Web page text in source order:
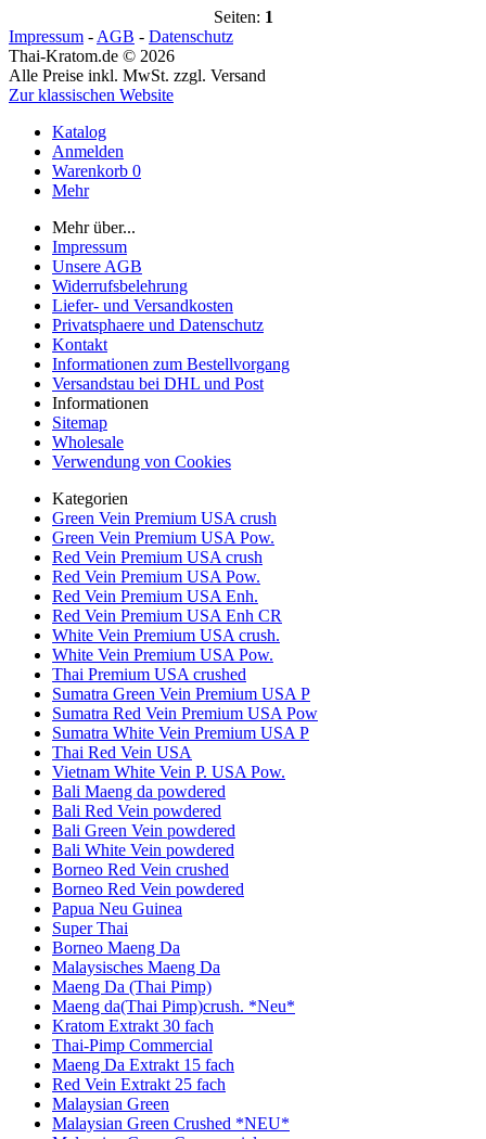
Seiten: 1
Impressum - AGB - Datenschutz
Thai-Kratom.de © 2026
Alle Preise inkl. MwSt. zzgl. Versand
Zur klassischen Website
Katalog
Anmelden
Warenkorb 0
Mehr
Mehr über...
Impressum
Unsere AGB
Widerrufsbelehrung
Liefer- und Versandkosten
Privatsphaere und Datenschutz
Kontakt
Informationen zum Bestellvorgang
Versandstau bei DHL und Post
Informationen
Sitemap
Wholesale
Verwendung von Cookies
Kategorien
Green Vein Premium USA crush
Green Vein Premium USA Pow.
Red Vein Premium USA crush
Red Vein Premium USA Pow.
Red Vein Premium USA Enh.
Red Vein Premium USA Enh CR
White Vein Premium USA crush.
White Vein Premium USA Pow.
Thai Premium USA crushed
Sumatra Green Vein Premium USA P
Sumatra Red Vein Premium USA Pow
Sumatra White Vein Premium USA P
Thai Red Vein USA
Vietnam White Vein P. USA Pow.
Bali Maeng da powdered
Bali Red Vein powdered
Bali Green Vein powdered
Bali White Vein powdered
Borneo Red Vein crushed
Borneo Red Vein powdered
Papua Neu Guinea
Super Thai
Borneo Maeng Da
Malaysisches Maeng Da
Maeng Da (Thai Pimp)
Maeng da(Thai Pimp)crush. *Neu*
Kratom Extrakt 30 fach
Thai-Pimp Commercial
Maeng Da Extrakt 15 fach
Red Vein Extrakt 25 fach
Malaysian Green
Malaysian Green Crushed *NEU*